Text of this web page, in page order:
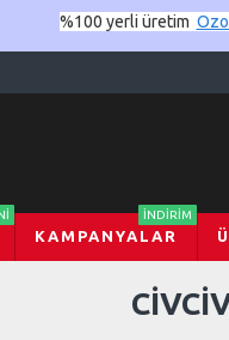
%100 yerli üretim
KAMPANYALAR
İNDIRIM